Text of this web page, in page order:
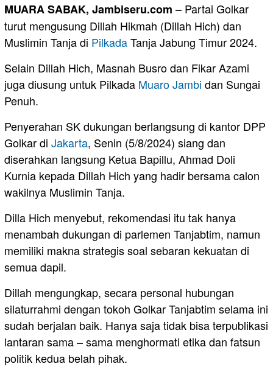
MUARA SABAK, Jambiseru.com – Partai Golkar
turut mengusung Dillah Hikmah (Dillah Hich) dan
Muslimin Tanja di PilkadaTanja Jabung Timur 2024.
Selain Dillah Hich, Masnah Busro dan Fikar Azami
juga diusung untuk Pilkada Muaro Jambi dan Sungai
Penuh.
Penyerahan SK dukungan berlangsung di kantor DPP
Golkar di Jakarta, Senin (5/8/2024) siang dan
diserahkan langsung Ketua Bapillu, Ahmad Doli
Kurnia kepada Dillah Hich yang hadir bersama calon
wakilnya Muslimin Tanja.
Dilla Hich menyebut, rekomendasi itu tak hanya
menambah dukungan di parlemen Tanjabtim, namun
memiliki makna strategis soal sebaran kekuatan di
semua dapil.
Dillah mengungkap, secara personal hubungan
silaturrahmi dengan tokoh Golkar Tanjabtim selama ini
sudah berjalan baik. Hanya saja tidak bisa terpublikasi
lantaran sama – sama menghormati etika dan fatsun
politik kedua belah pihak.